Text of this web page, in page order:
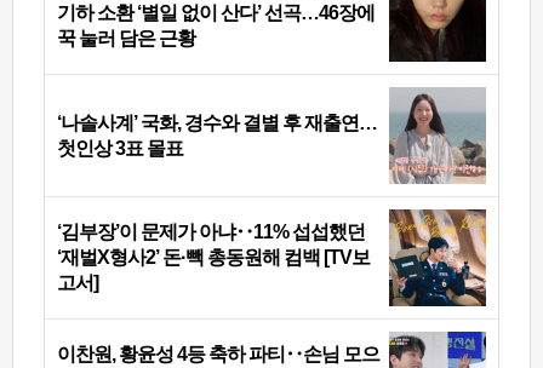
기하 소환 ‘별일 없이 산다’ 선곡…46장에
꾹 눌러 담은 근황
‘나솔사계’ 국화, 경수와 결별 후 재출연…
첫인상 3표 몰표
‘김부장’이 문제가 아냐‥11% 섭섭했던
‘재벌X형사2’ 돈·빽 총동원해 컴백 [TV보
고서]
이찬원, 황윤성 4등 축하 파티‥손님 모으